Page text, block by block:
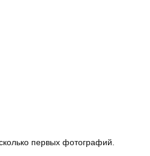
первых фотографий.